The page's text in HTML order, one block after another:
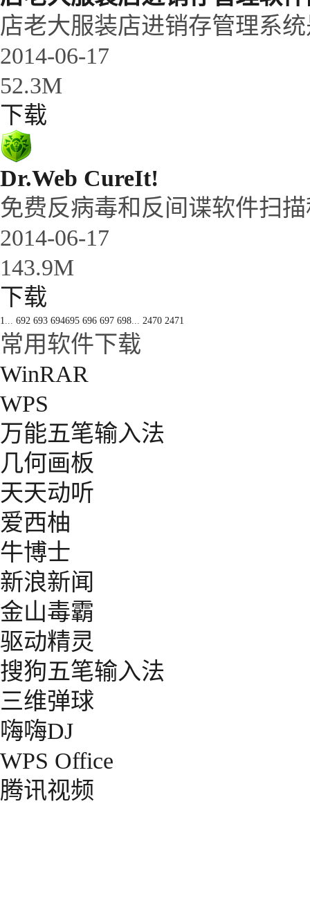
店老大服装店进销存管理系
2014-06-17
52.3M
下载
Dr.Web CureIt!
免费反病毒和反间谍软件扫
2014-06-17
143.9M
下载
1... 692 693 694695 696 697 698... 2470 2471
常用软件下载
WinRAR
WPS
万能五笔输入法
几何画板
天天动听
爱西柚
牛博士
新浪新闻
金山毒霸
驱动精灵
搜狗五笔输入法
三维弹球
嗨嗨DJ
WPS Office
腾讯视频